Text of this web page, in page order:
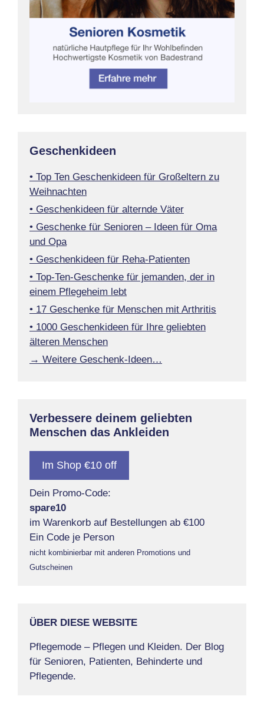
Geschenkideen
• Top Ten Geschenkideen für Großeltern zu
Weihnachten
• Geschenkideen für alternde Väter
• Geschenke für Senioren – Ideen für Oma
und Opa
• Geschenkideen für Reha-Patienten
• Top-Ten-Geschenke für jemanden, der in
einem Pflegeheim lebt
• 17 Geschenke für Menschen mit Arthritis
• 1000 Geschenkideen für Ihre geliebten
älteren Menschen
→ Weitere Geschenk-Ideen…
Verbessere deinem geliebten
Menschen das Ankleiden
Im Shop €10 off
Dein Promo-Code:
spare10
im Warenkorb auf Bestellungen ab €100
Ein Code je Person
nicht kombinierbar mit anderen Promotions und
Gutscheinen
ÜBER DIESE WEBSITE
Pflegemode – Pflegen und Kleiden. Der Blog
für Senioren, Patienten, Behinderte und
Pflegende.